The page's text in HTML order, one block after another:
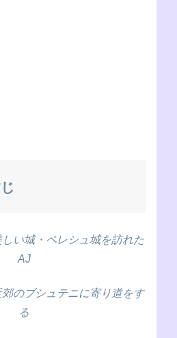
い城・ペレシュ城を訪れた
AJ
のブシュテニに寄り道をす
る